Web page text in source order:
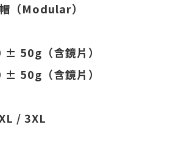
（Modular）
50g（含鏡片）
50g（含鏡片）
/ 3XL